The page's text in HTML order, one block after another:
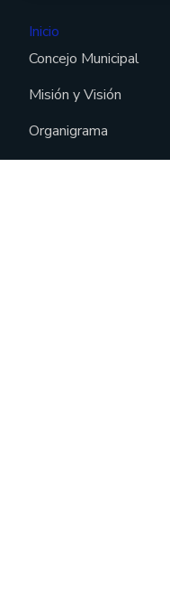
Inicio
Concejo Municipal
Misión y Visión
Organigrama